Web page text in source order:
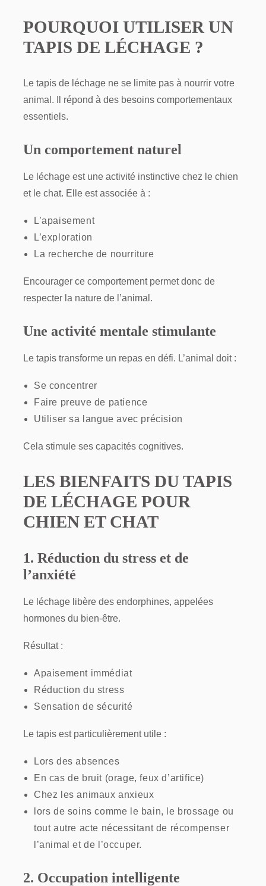
POURQUOI UTILISER UN
TAPIS DE LÉCHAGE ?
Le tapis de léchage ne se limite pas à nourrir votre
animal. Il répond à des besoins comportementaux
essentiels.
Un comportement naturel
Le léchage est une activité instinctive chez le chien
et le chat. Elle est associée à :
L’apaisement
L’exploration
La recherche de nourriture
Encourager ce comportement permet donc de
respecter la nature de l’animal.
Une activité mentale stimulante
Le tapis transforme un repas en défi. L’animal doit :
Se concentrer
Faire preuve de patience
Utiliser sa langue avec précision
Cela stimule ses capacités cognitives.
LES BIENFAITS DU TAPIS
DE LÉCHAGE POUR
CHIEN ET CHAT
1. Réduction du stress et de
l’anxiété
Le léchage libère des endorphines, appelées
hormones du bien-être.
Résultat :
Apaisement immédiat
Réduction du stress
Sensation de sécurité
Le tapis est particulièrement utile :
Lors des absences
En cas de bruit (orage, feux d’artifice)
Chez les animaux anxieux
lors de soins comme le bain, le brossage ou
tout autre acte nécessitant de récompenser
l’animal et de l’occuper.
2. Occupation intelligente